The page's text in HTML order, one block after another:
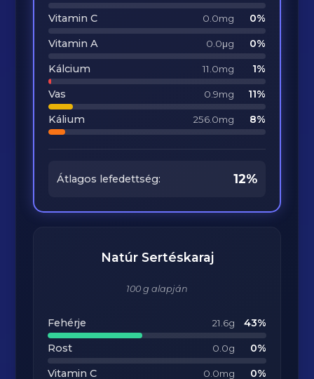
Vitamin C
0.0mg
0%
Vitamin A
0.0μg
0%
Kálcium
11.0mg
1%
Vas
0.9mg
11%
Kálium
256.0mg 8%
Átlagos lefedettség: 12%
Natúr Sertéskaraj
100 g alapján
Fehérje 21.6g
43%
Rost
0.0g
0%
Vitamin C
0.0mg 0%